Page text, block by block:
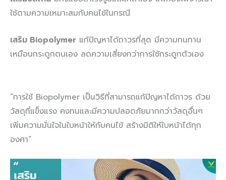
ใช้ตามความเหมาะสมกับคนไข้ในกรณี
เสริม Biopolymer แก้ปัญหาได้ถาวรที่สุด มีความทนทาน
เหมือนกระดูกตนเอง ลดความเสี่ยงกว่าการใช้กระดูกตัวเอง
“การใช้ Biopolymer เป็นวิธีที่สามารถแก้ปัญหาได้ถาวร ด้วย
วัสดุที่แข็งแรง คงทนและมีความปลอดภัยมากกว่าวัสดุอื่นๆ
เพิ่มความมั่นใจในใบหน้าให้กับคนไข้ สร้างมิติให้ใบหน้าได้ทุก
องศา”